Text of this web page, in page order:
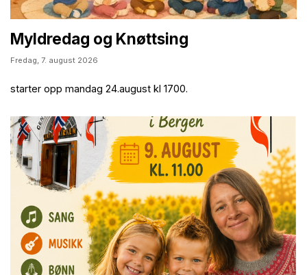
Myldredag og Knøttsing
Fredag, 7. august 2026
starter opp mandag 24.august kl 1700.